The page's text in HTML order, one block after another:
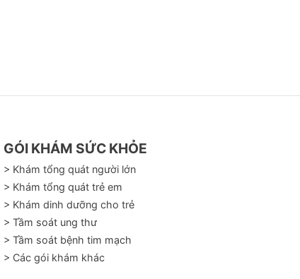
GÓI KHÁM SỨC KHỎE
> Khám tổng quát người lớn
> Khám tổng quát trẻ em
> Khám dinh dưỡng cho trẻ
> Tầm soát ung thư
> Tầm soát bệnh tim mạch
> Các gói khám khác